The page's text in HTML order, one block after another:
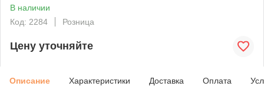
В наличии
Код: 2284
Розница
Цену уточняйте
Описание Характеристики Доставка Оплата